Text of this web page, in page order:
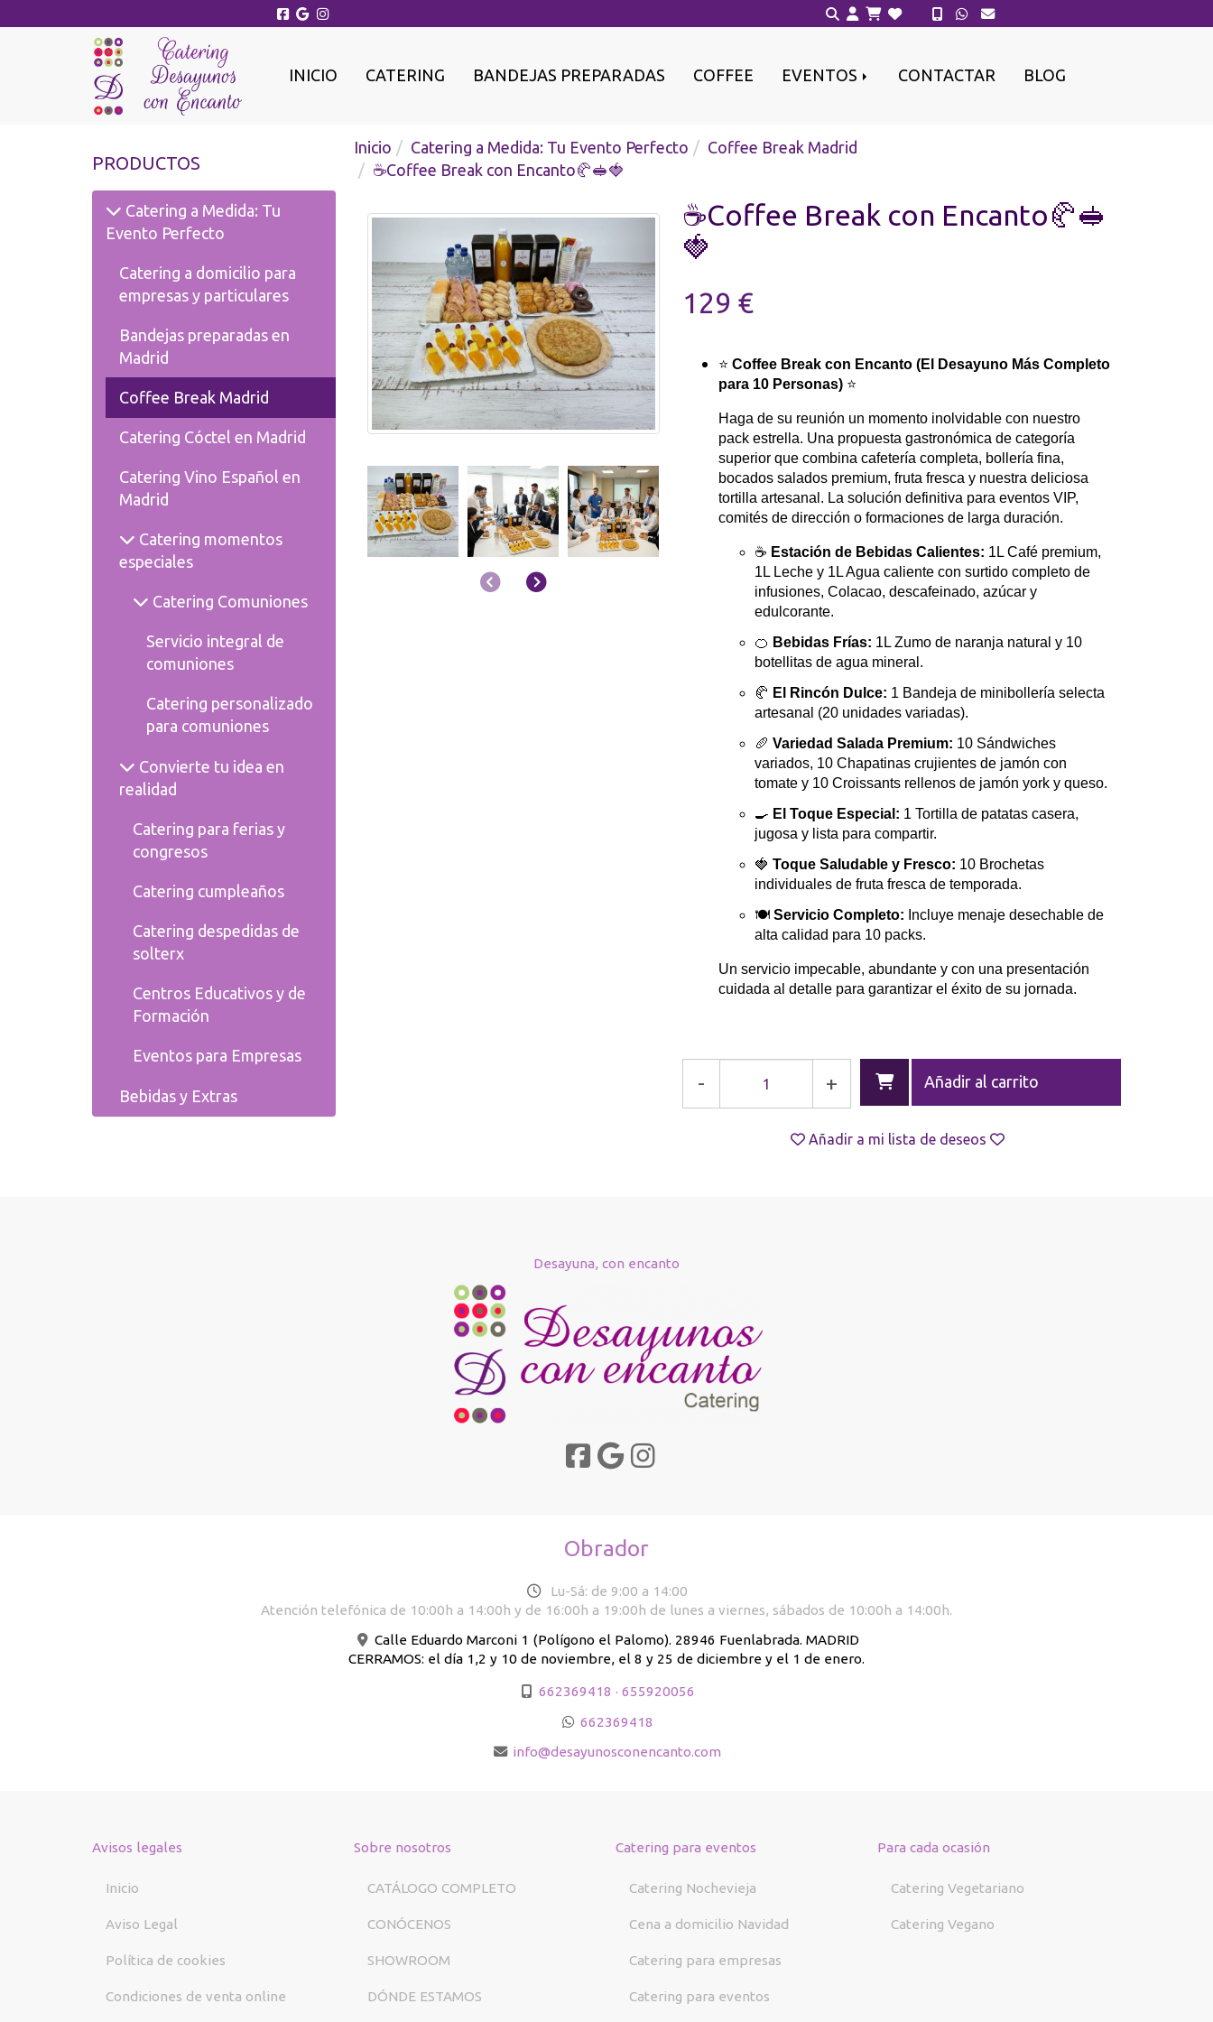
INICIO CATERING BANDEJAS PREPARADAS COFFEE EVENTOS CONTACTAR BLOG
PRODUCTOS
Catering a Medida: Tu
Evento Perfecto
Catering a domicilio para
empresas y particulares
Bandejas preparadas en
Madrid
Coffee Break Madrid
Catering Cóctel en Madrid
Catering Vino Español en
Madrid
Catering momentos
especiales
Catering Comuniones
Servicio integral de
comuniones
Catering personalizado
para comuniones
Convierte tu idea en
realidad
Catering para ferias y
congresos
Catering cumpleaños
Catering despedidas de
solterx
Centros Educativos y de
Formación
Eventos para Empresas
Bebidas y Extras
Inicio Catering a Medida: Tu Evento Perfecto
Coffee Break Madrid
☕Coffee Break con Encanto🥐🥪🍓
AnteriorSiguiente
☕Coffee Break con Encanto🥐🥪
🍓
129 €
⭐Coffee Break con Encanto (El Desayuno Más Completo
para 10 Personas) ⭐
Haga de su reunión un momento inolvidable con nuestro
pack estrella. Una propuesta gastronómica de categoría
superior que combina cafetería completa, bollería fina,
bocados salados premium, fruta fresca y nuestra deliciosa
tortilla artesanal. La solución definitiva para eventos VIP,
comités de dirección o formaciones de larga duración.
☕ Estación de Bebidas Calientes: 1L Café premium,
1L Leche y 1L Agua caliente con surtido completo de
infusiones, Colacao, descafeinado, azúcar y
edulcorante.
🍊 Bebidas Frías: 1L Zumo de naranja natural y 10
botellitas de agua mineral.
🥐 El Rincón Dulce: 1 Bandeja de minibollería selecta
artesanal (20 unidades variadas).
🥖Variedad Salada Premium: 10 Sándwiches
variados, 10 Chapatinas crujientes de jamón con
tomate y 10 Croissants rellenos de jamón york y queso.
🍳 El Toque Especial: 1 Tortilla de patatas casera,
jugosa y lista para compartir.
🍓Toque Saludable y Fresco: 10 Brochetas
individuales de fruta fresca de temporada.
🍽️Servicio Completo: Incluye menaje desechable de
alta calidad para 10 packs.
Un servicio impecable, abundante y con una presentación
cuidada al detalle para garantizar el éxito de su jornada.
- + Añadir al carrito
Añadir a mi lista de deseos
Desayuna, con encanto
Obrador
Lu-Sá: de 9:00 a 14:00
Atención telefónica de 10:00h a 14:00h y de 16:00h a 19:00h de lunes a viernes, sábados de 10:00h a 14:00h.
Calle Eduardo Marconi 1 (Polígono el Palomo). 28946 Fuenlabrada. MADRID
CERRAMOS: el día 1,2 y 10 de noviembre, el 8 y 25 de diciembre y el 1 de enero.
662369418 · 655920056
662369418
info
desayunosconencanto.com
Avisos legales
Inicio
Aviso Legal
Política de cookies
Condiciones de venta online
Sobre nosotros
CATÁLOGO COMPLETO
CONÓCENOS
SHOWROOM
DÓNDE ESTAMOS
Catering para eventos
Catering Nochevieja
Cena a domicilio Navidad
Catering para empresas
Catering para eventos
Para cada ocasión
Catering Vegetariano
Catering Vegano